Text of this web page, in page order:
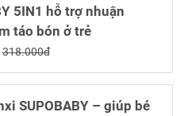
5IN1 hỗ trợ nhuận
táo bón ở trẻ
318.000đ
SUPOBABY – giúp bé